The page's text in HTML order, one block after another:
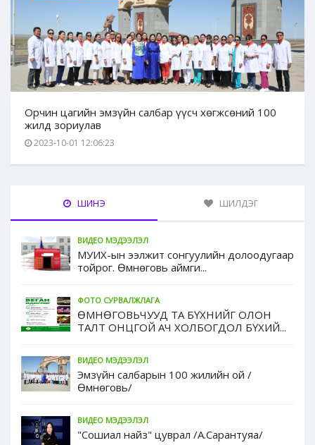
Орчин цагийн эмзүйн салбар үүсч хөгжсөний 100
жилд зориулав
2023-10-01 12:06:23
ШИНЭ ШИЛДЭГ
ВИДЕО МЭДЭЭЛЭЛ
МУИХ-ын ээлжит сонгуулийн долоодугаар
тойрог. Өмнөговь аймги...
ФОТО СУРВАЛЖЛАГА
ӨМНӨГОВЬЧУУД ТА БҮХНИЙГ ОЛОН
ТАЛТ ОНЦГОЙ АЧ ХОЛБОГДОЛ БҮХИЙ...
ВИДЕО МЭДЭЭЛЭЛ
Эмзүйн салбарын 100 жилийн ой /
Өмнөговь/
ВИДЕО МЭДЭЭЛЭЛ
"Сошиал найз" цуврал /А.Сарантуяа/